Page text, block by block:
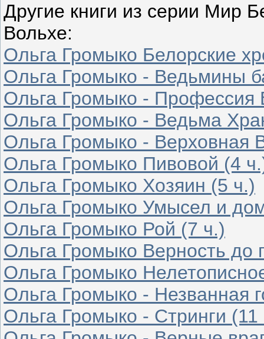
Другие книги из серии Мир
Вольхе:
Ольга Громыко Белорские
Ольга Громыко - Ведьмины
Ольга Громыко - Профессия
Ольга Громыко - Ведьма
Ольга Громыко - Верховная
Ольга Громыко Пивовой (4
Ольга Громыко Хозяин (5 ч.)
Ольга Громыко Умысел и
Ольга Громыко Рой (7 ч.)
Ольга Громыко Верность до
Ольга Громыко
Ольга Громыко - Незванная
Ольга Громыко - Стринги (11